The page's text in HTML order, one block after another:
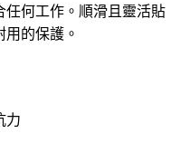
任何工作。順滑且靈活貼
的保護。
力